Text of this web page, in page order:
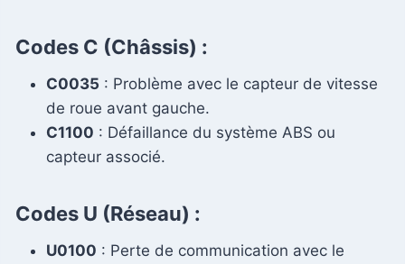
Codes C (Châssis) :
C0035 : Problème avec le capteur de vitesse
de roue avant gauche.
C1100 : Défaillance du système ABS ou
capteur associé.
Codes U (Réseau) :
U0100 : Perte de communication avec le